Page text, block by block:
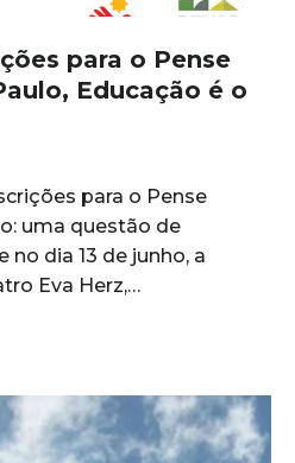
para o Pense
Educação é o
para o Pense
uma questão de
dia 13 de junho, a
Eva Herz,…